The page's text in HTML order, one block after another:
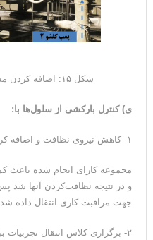
شکل ۱۵: اضافه کردن مسیر سوم به پمپ کفشور ۲
ی) کنترل بارکشی از سلول‌ها با:
۱- کاهش نیروی نظافت و اضافه کردن به مراقبت کاران شیفت
مجموعه کارای انجام شده باعث
جهت مراقبت کاری انتقال داده
۲- برگزاری کلاس انتقال تجربیات برای نیروهای کم تجربه